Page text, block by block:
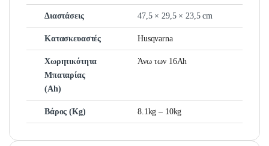
Διαστάσεις 47,5 × 29,5 × 23,5 cm
Κατασκευαστές Husqvarna
Χωρητικότητα
Μπαταρίας
(Ah)
Άνω των 16Ah
Βάρος (Kg) 8.1kg – 10kg